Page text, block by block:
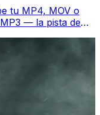
tu MP4, MOV o
— la pista de